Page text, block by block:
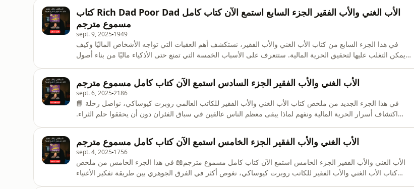
التعايش مع الخوف: دليل عملي للشفاء النفسيجذور الخوف في النفس البشرية: تلخيص كتاب إيزاك ماركس التع
كتاب Rich Dad Poor Dad الأب الغني والأب الفقير الجزء السابع استمع الآن كتاب كامل
مسموع مترجم
sept. 9, 2025 1949
في هذا الجزء السابع من كتاب الأب الغني والأب الفقير، نستكشف أهم العقبات التي تواجه الأشخاص الماليًا وكيف
يمكن التغلب عليها لتحقيق الحرية المالية. ستتعرف على الأسباب الخمسة التي تمنع حتى الأذكياء ماليًا من بناء أصول
وتحويل الخسائر المالية إلى فرص، بالإضافة إلى نصائح عملية حول كيفية التغلب على الشكو
الأب الغني والأب الفقير الجزء السادس استمع الآن كتاب كامل مسموع مترجم
sept. 6, 2025 2186
📘 في هذا الجزء الجديد من ملخص كتاب الأب الغني والأب الفقير للكاتب العالمي روبرت كيوساكي، نواصل رحلة
اكتشاف أسرار الحرية المالية ونفهم لماذا يبقى معظم الناس عالقين في سباق الفئران دون أن يحققوا حلم الثراء.
وقتهم وطاقتهم لبناء أصول مدرة للدخل بدل الاعتماد فقط على الوظيفة والراتب.📌 ستتعلم في هذا الج
الأب الغني والأب الفقير الجزء الخامس استمع الآن كتاب كامل مسموع مترجم
sept. 4, 2025 1756
الأب الغني والأب الفقير الجزء الخامس استمع الآن كتاب كامل مسموع مترجم📖 في هذا الجزء الخامس من ملخص
كتاب الأب الغني والأب الفقير للكاتب روبرت كيوساكي، نغوص أكثر في الفرق الجوهري بين طريقة تفكير الأغنياء